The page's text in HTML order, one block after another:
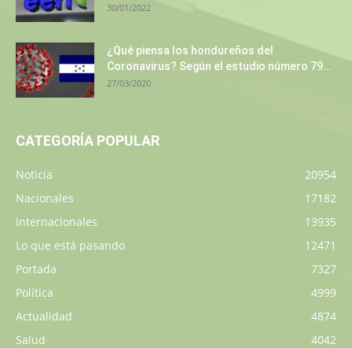
30/01/2022
¿Qué piensa los hondureños del
Coronavirus? Según el estudio número 79...
27/03/2020
CATEGORÍA POPULAR
Noticia
20954
Nacionales
17182
Internacionales
13935
Lo que está pasando
12471
Portada
7327
Política
4999
Actualidad
4874
Salud
4042